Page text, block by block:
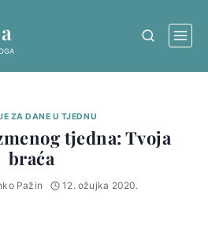
ZA DANE U TJEDNU
tjedna: Tvoja
braća
Pažin 12. ožujka 2020.